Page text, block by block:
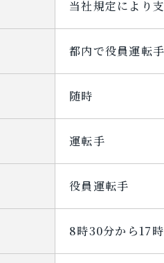
当社規定により
都内で役員運転
随時
運転手
役員運転手
8時30分から17